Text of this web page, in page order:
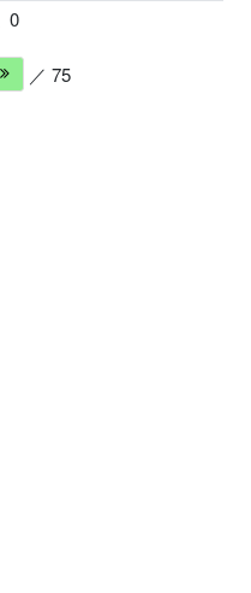
0
／ 75